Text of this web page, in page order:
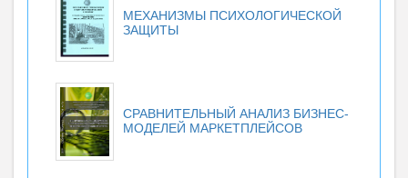
МЕХАНИЗМЫ ПСИХОЛОГИЧЕСКОЙ
ЗАЩИТЫ
СРАВНИТЕЛЬНЫЙ АНАЛИЗ БИЗНЕС-
МОДЕЛЕЙ МАРКЕТПЛЕЙСОВ